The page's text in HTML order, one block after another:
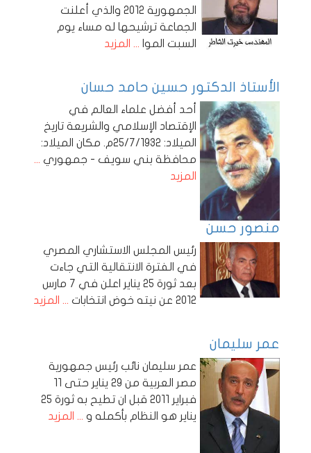
الجمهورية 2012 والذي أعلنت
الجماعة ترشيحها له مساء يوم
السبت الموا ... المزيد
الأستاذ الدكتور حسين حامد حسان
أحد أفضل علماء العالم في
الإقتصاد الإسلامي والشريعة تاريخ
الميلاد: 25/7/1932م. مكان الميلاد:
محافظة بني سويف - جمهوري ...
المزيد
منصور حسن
رئيس المجلس الاستشاري المصري
في الفترة الانتقالية التي جاءت
بعد ثورة 25 يناير اعلن في 7 مارس
2012 عن نيته خوض انتخابات
... المزيد
عمر سليمان
عمر سليمان نائب رئيس جمهورية
مصر العربية من 29 يناير حتى 11
فبراير 2011 قبل ان تطيح به ثورة 25
يناير هو النظام بأكمله و ... المزيد